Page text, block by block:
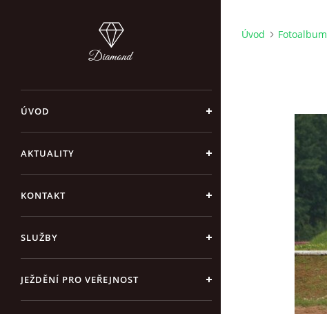
ÚVOD
AKTUALITY
KONTAKT
SLUŽBY
JEŽDĚNÍ PRO VEŘEJNOST
Úvod Fotoalbum